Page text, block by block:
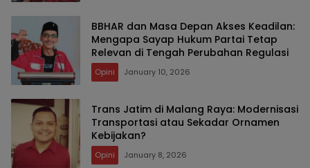
BBHAR dan Masa Depan Akses Keadilan:
Mengapa Sayap Hukum Partai Tetap
Relevan di Tengah Perubahan Regulasi
Opini January 10, 2026
Trans Jatim di Malang Raya: Modernisasi
Transportasi atau Sekadar Ornamen
Kebijakan?
Opini January 8, 2026